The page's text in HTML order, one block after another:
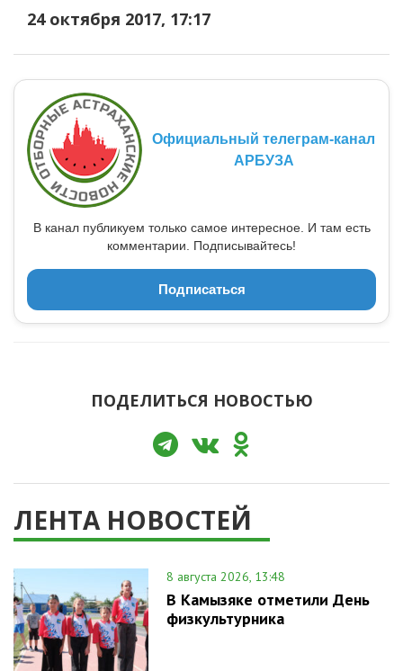
24 октября 2017, 17:17
Официальный телеграм-канал
АРБУЗА
В канал публикуем только самое интересное. И там есть
комментарии. Подписывайтесь!
Подписаться
ПОДЕЛИТЬСЯ НОВОСТЬЮ
ЛЕНТА НОВОСТЕЙ
8 августа 2026, 13:48
В Камызяке отметили День
физкультурника